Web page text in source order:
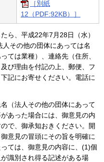
［別紙
12（PDF:92KB）］
ら、平成22年7月28日（水）
その他の団体にあっては名
ては業種）、連絡先（住所、
び理由を付記の上、郵便、フ
記にお寄せください。電話に
（法人その他の団体にあって
あった場合には、御意見の内
で、御承知おきください。開
意見の冒頭にその旨を明確に
ては、御意見の内容に、(1)個
識別され得る記述がある場